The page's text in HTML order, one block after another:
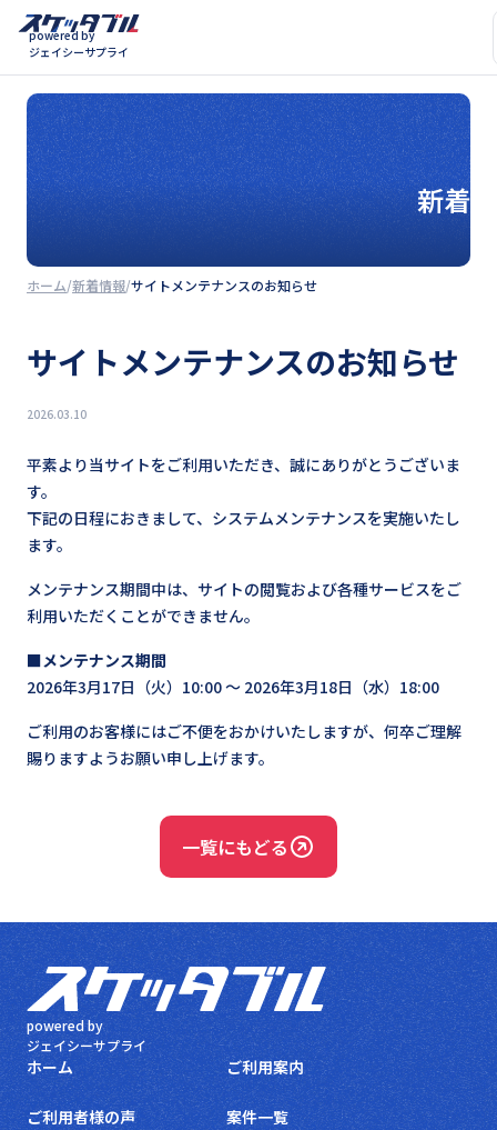
powered by
ジェイシーサプライ
新着
ホーム 新着情報 サイトメンテナンスのお知らせ
サイトメンテナンスのお知らせ
2026.03.10
平素より当サイトをご利用いただき、誠にありがとうございま
す。
下記の日程におきまして、システムメンテナンスを実施いたし
ます。
メンテナンス期間中は、サイトの閲覧および各種サービスをご
利用いただくことができません。
■メンテナンス期間
2026年3月17日（火）10:00 ～ 2026年3月18日（水）18:00
ご利用のお客様にはご不便をおかけいたしますが、何卒ご理解
賜りますようお願い申し上げます。
一覧にもどる
powered by
ジェイシーサプライ
ホーム ご利用案内
ご利用者様の声 案件一覧